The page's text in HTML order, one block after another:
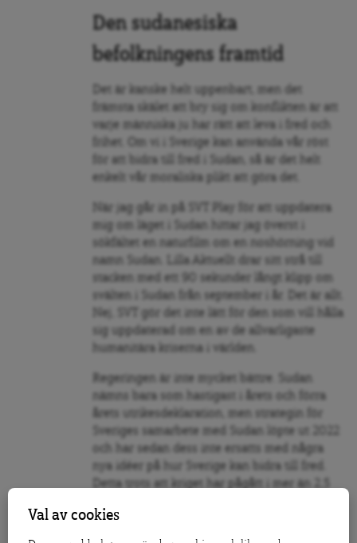
Den sudanesiska
befolkningens framtid
Det är kanske helt uppenbart, men det
främsta skälet att bry sig om konflikten är att
varje människa ju har rätt att leva i fred och
frihet. Om vi i Sverige kan använda vår röst
för att bidra till fred i Sudan, så är det helt
enkelt vår moraliska plikt att göra det.
När jag går in på SVT Play för att uppdatera
mig om läget i Sudan hittar jag överst i
sökfältet en naturfilm om en noshörning vid
namn Sudan. Lilla Aktuellt drar sitt strå till
stacken med ett 90 sekunder långt klipp om
svälten i Sudan från september i år. Det är allt.
Nej, SVT gör det inte lätt för den som vill hålla
sig uppdaterad om en av de allvarligaste
humanitära kriserna i världen.
Regeringen är inte mycket bättre. Sudan
nämns bara som hastigast i årets och förra
årets utrikesdeklaration, men strategin för
Sveriges samarbete med Sudan löpte ut 2022
och har sedan dess inte ersatts med några
nya idéer på hur Sverige kan bidra till fred.
Detta trots att kriget har pågått i mer än 2,5
Val av cookies